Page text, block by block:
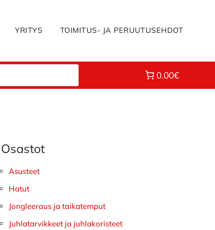
YRITYS TOIMITUS- JA PERUUTUSEHDOT
0.00€
Ensisijainen
sivupalkki
Osastot
Asusteet
Hatut
Jongleeraus ja taikatemput
Juhlatarvikkeet ja juhlakoristeet